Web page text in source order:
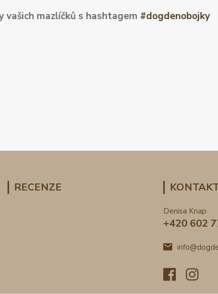
mazlíčků s hashtagem #dogdenobojky
RECENZE
Denisa Knap
+420 602